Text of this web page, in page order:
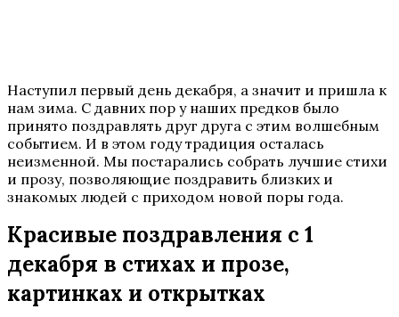
Наступил первый день декабря, а значит и пришла к
нам зима. С давних пор у наших предков было
принято поздравлять друг друга с этим волшебным
событием. И в этом году традиция осталась
неизменной. Мы постарались собрать лучшие стихи
и прозу, позволяющие поздравить близких и
знакомых людей с приходом новой поры года.
Красивые поздравления с 1
декабря в стихах и прозе,
картинках и открытках